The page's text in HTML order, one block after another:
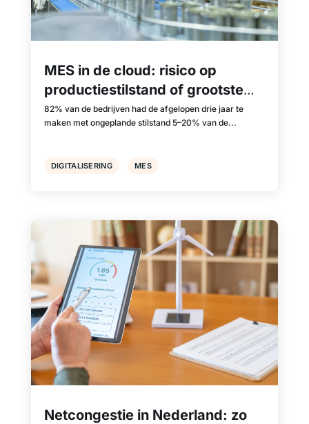
MES in de cloud: risico op
productiestilstand of grootste
misvatting?
DIGITALISERING MES
82% van de bedrijven had de afgelopen drie jaar te
maken met ongeplande stilstand 5–20% van de...
Netcongestie in Nederland: zo